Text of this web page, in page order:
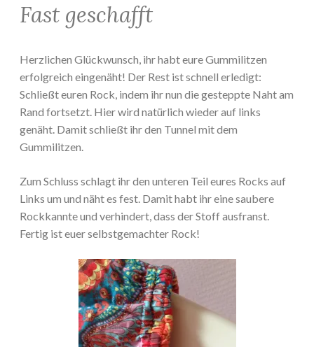
Fast geschafft
Herzlichen Glückwunsch, ihr habt eure Gummilitzen
erfolgreich eingenäht! Der Rest ist schnell erledigt:
Schließt euren Rock, indem ihr nun die gesteppte Naht am
Rand fortsetzt. Hier wird natürlich wieder auf links
genäht. Damit schließt ihr den Tunnel mit dem
Gummilitzen.
Zum Schluss schlagt ihr den unteren Teil eures Rocks auf
Links um und näht es fest. Damit habt ihr eine saubere
Rockkannte und verhindert, dass der Stoff ausfranst.
Fertig ist euer selbstgemachter Rock!